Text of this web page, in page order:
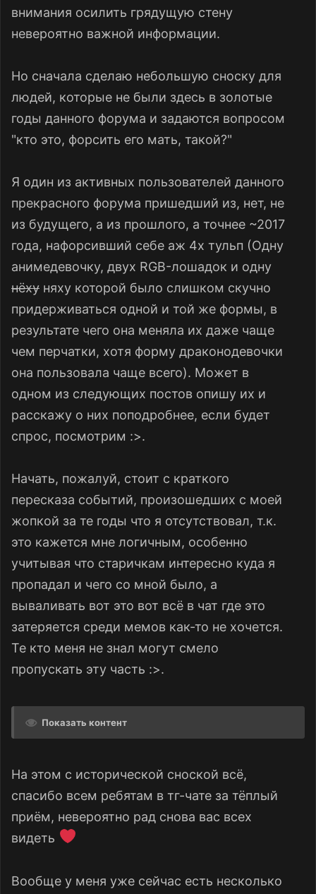
внимания осилить грядущую стену
невероятно важной информации.
Но сначала сделаю небольшую сноску для
людей, которые не были здесь в золотые
годы данного форума и задаются вопросом
"кто это, форсить его мать, такой?"
Я один из активных пользователей данного
прекрасного форума пришедший из, нет, не
из будущего, а из прошлого, а точнее ~2017
года, нафорсивший себе аж 4х тульп (Одну
анимедевочку, двух RGB-лошадок и одну
нёху няху которой было слишком скучно
придерживаться одной и той же формы, в
результате чего она меняла их даже чаще
чем перчатки, хотя форму драконодевочки
она пользовала чаще всего). Может в
одном из следующих постов опишу их и
расскажу о них поподробнее, если будет
спрос, посмотрим :>.
Начать, пожалуй, стоит с краткого
пересказа событий, произошедших с моей
жопкой за те годы что я отсутствовал, т.к.
это кажется мне логичным, особенно
учитывая что старичкам интересно куда я
пропадал и чего со мной было, а
вываливать вот это вот всё в чат где это
затеряется среди мемов как-то не хочется.
Те кто меня не знал могут смело
пропускать эту часть :>.
Показать контент
На этом с исторической сноской всё,
спасибо всем ребятам в тг-чате за тёплый
приём, невероятно рад снова вас всех
видеть
Вообще у меня уже сейчас есть несколько